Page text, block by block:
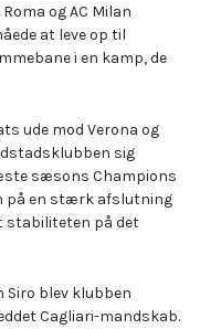
og AC Milan
at leve op til
i en kamp, de
ude mod Verona og
sig
sæsons Champions
på en stærk afslutning
stabiliteten på det
Siro blev klubben
Cagliari-mandskab.